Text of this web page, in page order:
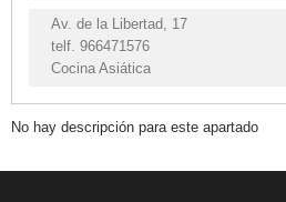
otros
Cocina
asiática
Hamburguesas,
pizzas,
Av. de la Libertad, 17
telf. 966471576
Cocina Asiática
No hay descripción para este apartado